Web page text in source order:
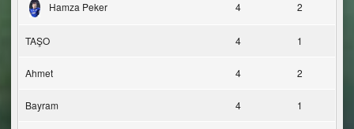
Hamza Peker 4 2
TAŞO 4 1
Ahmet 4 2
Bayram 4 1